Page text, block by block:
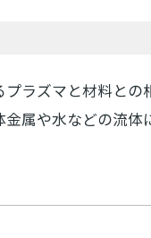
ラズマと材料と
属や水などの流体